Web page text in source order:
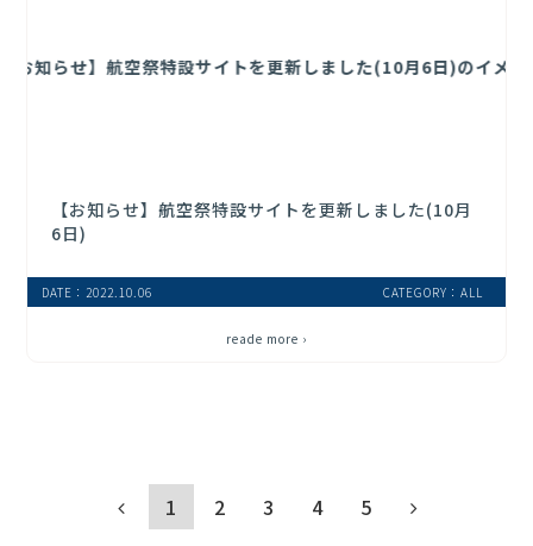
【お知らせ】航空祭特設サイトを更新しました(10月
6日)
DATE：2022.10.06 CATEGORY：ALL
reade more ›
1 2 3 4 5